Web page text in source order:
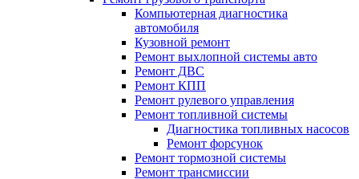
Компьютерная диагностика
автомобиля
Кузовной ремонт
Ремонт выхлопной системы авто
Ремонт ДВС
Ремонт КПП
Ремонт рулевого управления
Ремонт топливной системы
Диагностика топливных насосов
Ремонт форсунок
Ремонт тормозной системы
Ремонт трансмиссии